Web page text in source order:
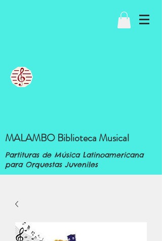
MALAMBO Biblioteca Musical
Partituras de Música Latinoamericana
para Orquestas Juveniles